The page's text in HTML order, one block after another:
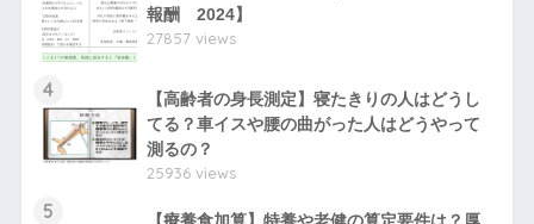
報酬 2024】
27857 views
4
【高齢者の身長測定】寝たきりの人はどうし
てる？車イスや腰の曲がった人はどうやって
測るの？
25936 views
5